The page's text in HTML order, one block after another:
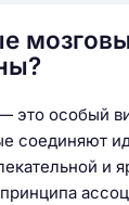
это особый
соединяют
и